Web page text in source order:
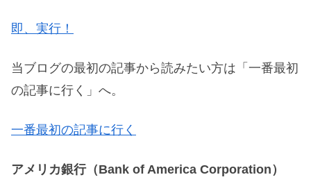
即、実行！
当ブログの最初の記事から読みたい方は「一番最初
の記事に行く」へ。
一番最初の記事に行く
アメリカ銀行（Bank of America Corporation）